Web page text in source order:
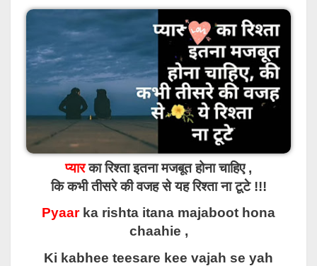
प्यारका रिश्ता इतना मजबूत होना चाहिए ,
कि कभी तीसरे की वजह से यह रिश्ता ना टूटे !!!
Pyaarka rishta itana majaboot hona
chaahie ,
Ki kabhee teesare kee vajah se yah